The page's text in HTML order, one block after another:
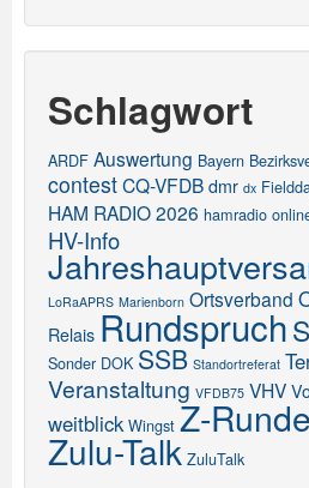
Schlagwort
ARDF Auswertung Bayern
contestCQ-VFDB dmr dx
HAM RADIO 2026 hamradio
HV-Info
LoRaAPRS Marienborn Ortsverband
Relais Rundspruch
Sonder DOK SSB Standortreferat
Veranstaltung VFDB75 VHV
weitblick Wingst Z-Runde
Zulu-Talk ZuluTalk